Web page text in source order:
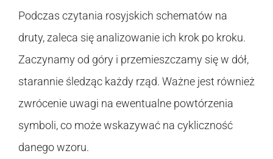
Podczas czytania rosyjskich schematów na
druty, zaleca się analizowanie ich krok po kroku.
Zaczynamy od góry i przemieszczamy się w dół,
starannie śledząc każdy rząd. Ważne jest również
zwrócenie uwagi na ewentualne powtórzenia
symboli, co może wskazywać na cykliczność
danego wzoru.